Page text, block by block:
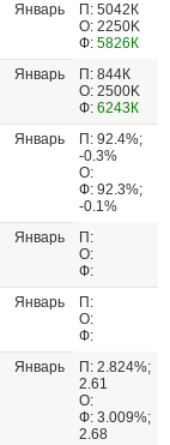
Январь
П: 5042К
О: 2250K
Ф: 5826К
Январь
П: 844К
О: 2500K
Ф: 6243К
Январь
П: 92.4%;
-0.3%
О:
Ф: 92.3%;
-0.1%
Январь
П:
О:
Ф:
Январь
П:
О:
Ф:
Январь
П: 2.824%;
2.61
О:
Ф: 3.009%;
2.68